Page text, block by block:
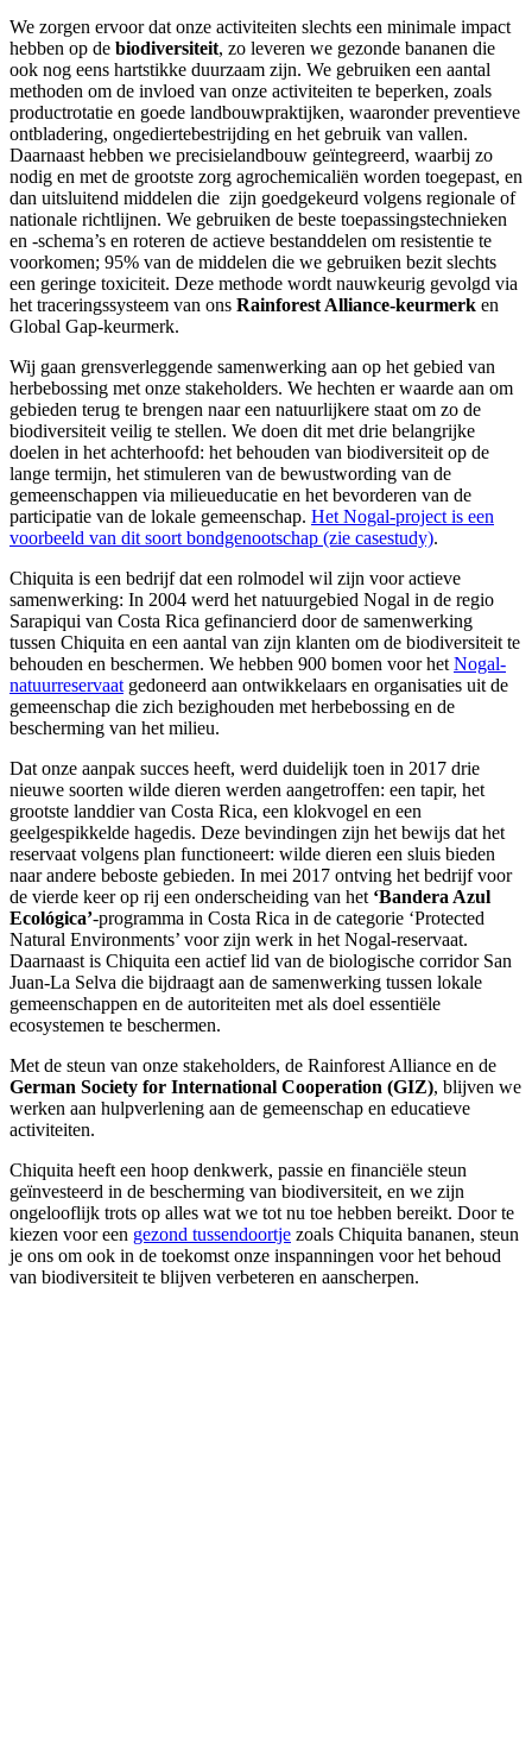
We zorgen ervoor dat onze activiteiten slechts een minimale impact
hebben op de biodiversiteit, zo leveren we gezonde bananen die
ook nog eens hartstikke duurzaam zijn. We gebruiken een aantal
methoden om de invloed van onze activiteiten te beperken, zoals
productrotatie en goede landbouwpraktijken, waaronder preventieve
ontbladering, ongediertebestrijding en het gebruik van vallen.
Daarnaast hebben we precisielandbouw geïntegreerd, waarbij zo
nodig en met de grootste zorg agrochemicaliën worden toegepast, en
dan uitsluitend middelen die zijn goedgekeurd volgens regionale of
nationale richtlijnen. We gebruiken de beste toepassingstechnieken
en -schema’s en roteren de actieve bestanddelen om resistentie te
voorkomen; 95% van de middelen die we gebruiken bezit slechts
een geringe toxiciteit. Deze methode wordt nauwkeurig gevolgd via
het traceringssysteem van ons Rainforest Alliance-keurmerk en
Global Gap-keurmerk.
Wij gaan grensverleggende samenwerking aan op het gebied van
herbebossing met onze stakeholders. We hechten er waarde aan om
gebieden terug te brengen naar een natuurlijkere staat om zo de
biodiversiteit veilig te stellen. We doen dit met drie belangrijke
doelen in het achterhoofd: het behouden van biodiversiteit op de
lange termijn, het stimuleren van de bewustwording van de
gemeenschappen via milieueducatie en het bevorderen van de
participatie van de lokale gemeenschap. Het Nogal-project is een
voorbeeld van dit soort bondgenootschap (zie casestudy).
Chiquita is een bedrijf dat een rolmodel wil zijn voor actieve
samenwerking: In 2004 werd het natuurgebied Nogal in de regio
Sarapiqui van Costa Rica gefinancierd door de samenwerking
tussen Chiquita en een aantal van zijn klanten om de biodiversiteit te
behouden en beschermen. We hebben 900 bomen voor het Nogal-
natuurreservaat gedoneerd aan ontwikkelaars en organisaties uit de
gemeenschap die zich bezighouden met herbebossing en de
bescherming van het milieu.
Dat onze aanpak succes heeft, werd duidelijk toen in 2017 drie
nieuwe soorten wilde dieren werden aangetroffen: een tapir, het
grootste landdier van Costa Rica, een klokvogel en een
geelgespikkelde hagedis. Deze bevindingen zijn het bewijs dat het
reservaat volgens plan functioneert: wilde dieren een sluis bieden
naar andere beboste gebieden. In mei 2017 ontving het bedrijf voor
de vierde keer op rij een onderscheiding van het ‘Bandera Azul
Ecológica’-programma in Costa Rica in de categorie ‘Protected
Natural Environments’ voor zijn werk in het Nogal-reservaat.
Daarnaast is Chiquita een actief lid van de biologische corridor San
Juan-La Selva die bijdraagt aan de samenwerking tussen lokale
gemeenschappen en de autoriteiten met als doel essentiële
ecosystemen te beschermen.
Met de steun van onze stakeholders, de Rainforest Alliance en de
German Society for International Cooperation (GIZ), blijven we
werken aan hulpverlening aan de gemeenschap en educatieve
activiteiten.
Chiquita heeft een hoop denkwerk, passie en financiële steun
geïnvesteerd in de bescherming van biodiversiteit, en we zijn
ongelooflijk trots op alles wat we tot nu toe hebben bereikt. Door te
kiezen voor een gezond tussendoortje zoals Chiquita bananen, steun
je ons om ook in de toekomst onze inspanningen voor het behoud
van biodiversiteit te blijven verbeteren en aanscherpen.